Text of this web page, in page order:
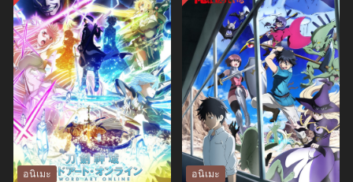
อนิเมะ อนิเมะ